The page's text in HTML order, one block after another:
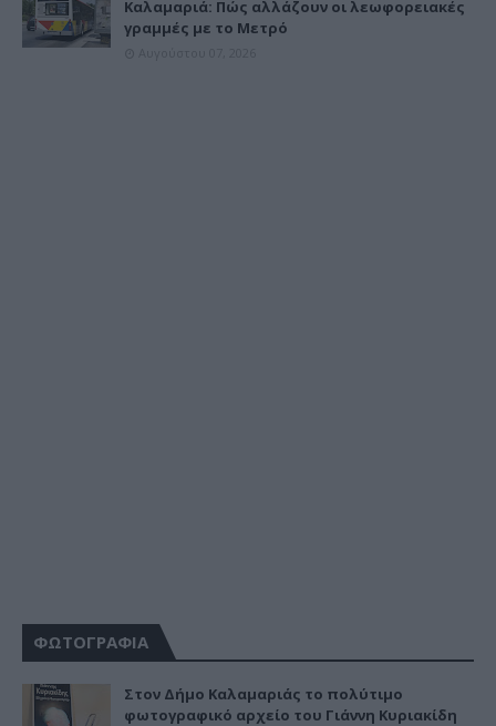
Καλαμαριά: Πώς αλλάζουν οι λεωφορειακές
γραμμές με το Μετρό
ΦΩΤΟΓΡΑΦΙΑ
Στον Δήμο Καλαμαριάς το πολύτιμο
φωτογραφικό αρχείο του Γιάννη Κυριακίδη